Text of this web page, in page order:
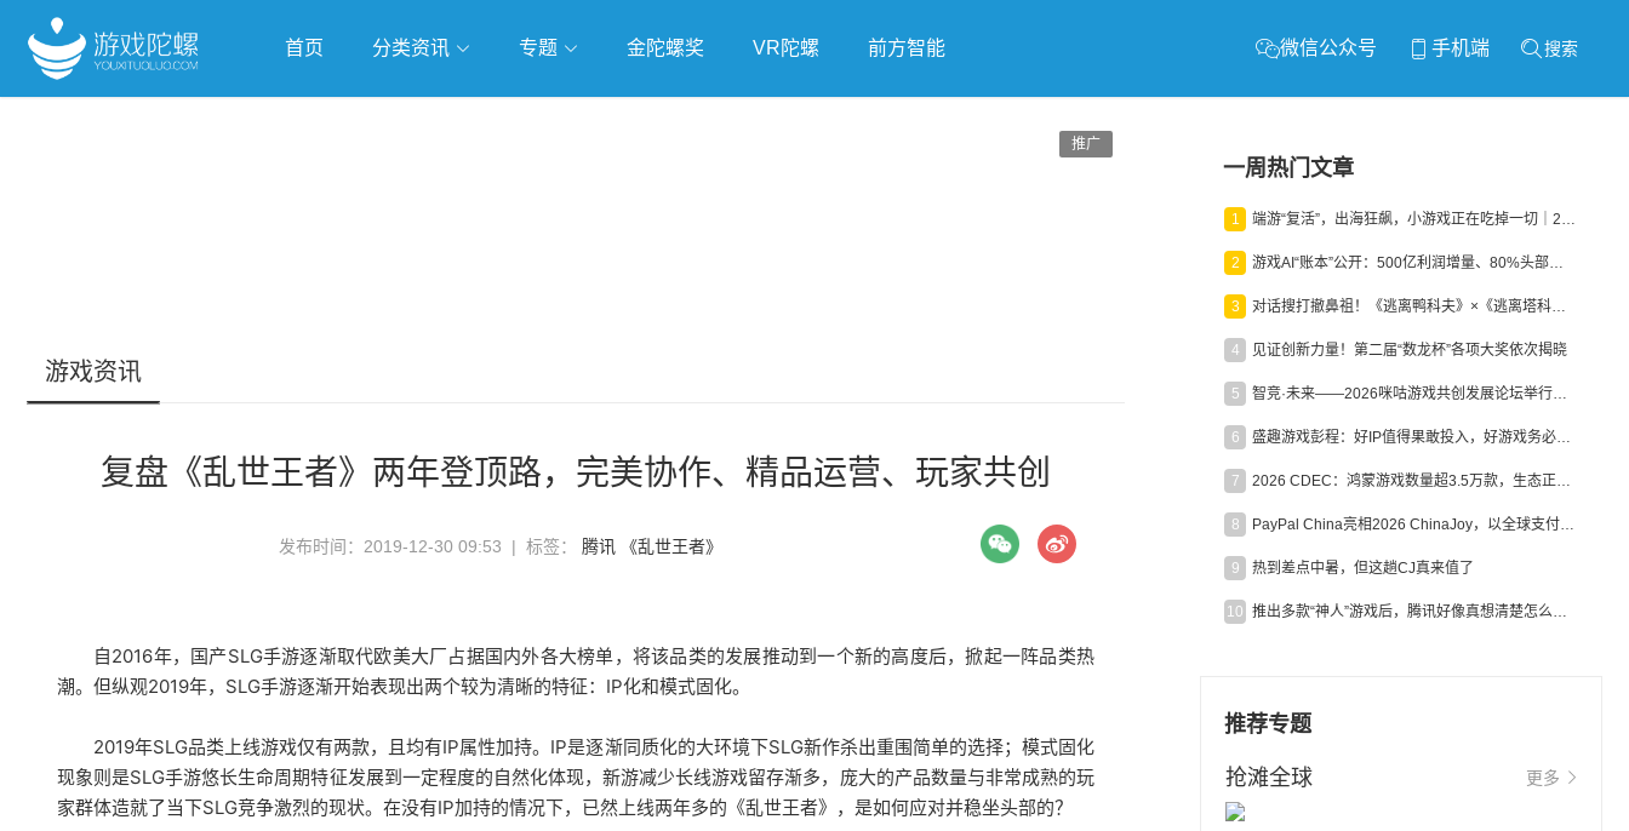
首页 分类资讯 专题 金陀螺奖 VR陀螺 前方智能 微信公众号 手机端 搜索
推广
游戏资讯
复盘《乱世王者》两年登顶路，完美协作、精品运营、玩家共创
发布时间：2019-12-30 09:53 | 标签： 腾讯 《乱世王者》
自2016年，国产SLG手游逐渐取代欧美大厂占据国内外各大榜单，将该品类的发展推动到一个新的高度后，掀起一阵品类热
潮。但纵观2019年，SLG手游逐渐开始表现出两个较为清晰的特征：IP化和模式固化。
2019年SLG品类上线游戏仅有两款，且均有IP属性加持。IP是逐渐同质化的大环境下SLG新作杀出重围简单的选择；模式固化
现象则是SLG手游悠长生命周期特征发展到一定程度的自然化体现，新游减少长线游戏留存渐多，庞大的产品数量与非常成熟的玩
家群体造就了当下SLG竞争激烈的现状。在没有IP加持的情况下，已然上线两年多的《乱世王者》，是如何应对并稳坐头部的？
一周热门文章
1 端游“复活”，出海狂飙，小游戏正在吃掉一切｜2026上半年产业报告
2 游戏AI“账本”公开：500亿利润增量、80%头部入局，谁在闷声发财？
3 对话搜打撤鼻祖！《逃离鸭科夫》×《逃离塔科夫》官方线下沙龙落幕
4 见证创新力量！第二届“数龙杯”各项大奖依次揭晓
5 智竞·未来——2026咪咕游戏共创发展论坛举行：聚力精品内容、AI创作与电竞生态，共建高品质益智健康游戏社区
6 盛趣游戏彭程：好IP值得果敢投入，好游戏务必长效经营
7 2026 CDEC：鸿蒙游戏数量超3.5万款，生态正循环加速产业高质量发展
8 PayPal China亮相2026 ChinaJoy，以全球支付能力助力中国游戏企业深化全球运营
9 热到差点中暑，但这趟CJ真来值了
10 推出多款“神人”游戏后，腾讯好像真想清楚怎么做二次元了
推荐专题
抢滩全球 更多